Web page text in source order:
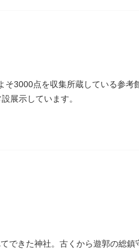
建され、現在の庵は東京都指定
しだけでなく創作の様子を偲ぶこ
3000点を収集所蔵している参考
展示しています。
できた神社。古くから遊郭の総